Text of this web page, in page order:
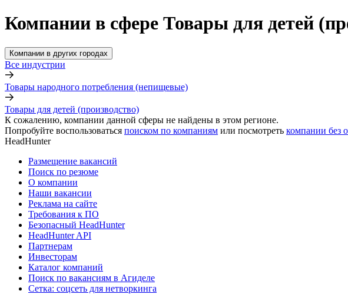
Компании в сфере Товары для детей
Компании в других городах
Все индустрии
Товары народного потребления (непищевые)
Товары для детей (производство)
К сожалению, компании данной сферы не найдены в этом регионе.
Попробуйте воспользоваться поиском по компаниям или посмотреть компании без
HeadHunter
Размещение вакансий
Поиск по резюме
О компании
Наши вакансии
Реклама на сайте
Требования к ПО
Безопасный HeadHunter
HeadHunter API
Партнерам
Инвесторам
Каталог компаний
Поиск по вакансиям в Агиделе
Сетка: соцсеть для нетворкинга